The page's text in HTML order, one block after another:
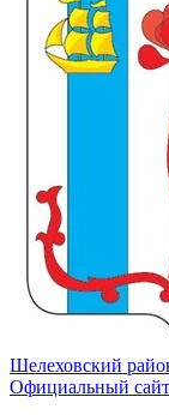
Шелеховский
Официальный сайт